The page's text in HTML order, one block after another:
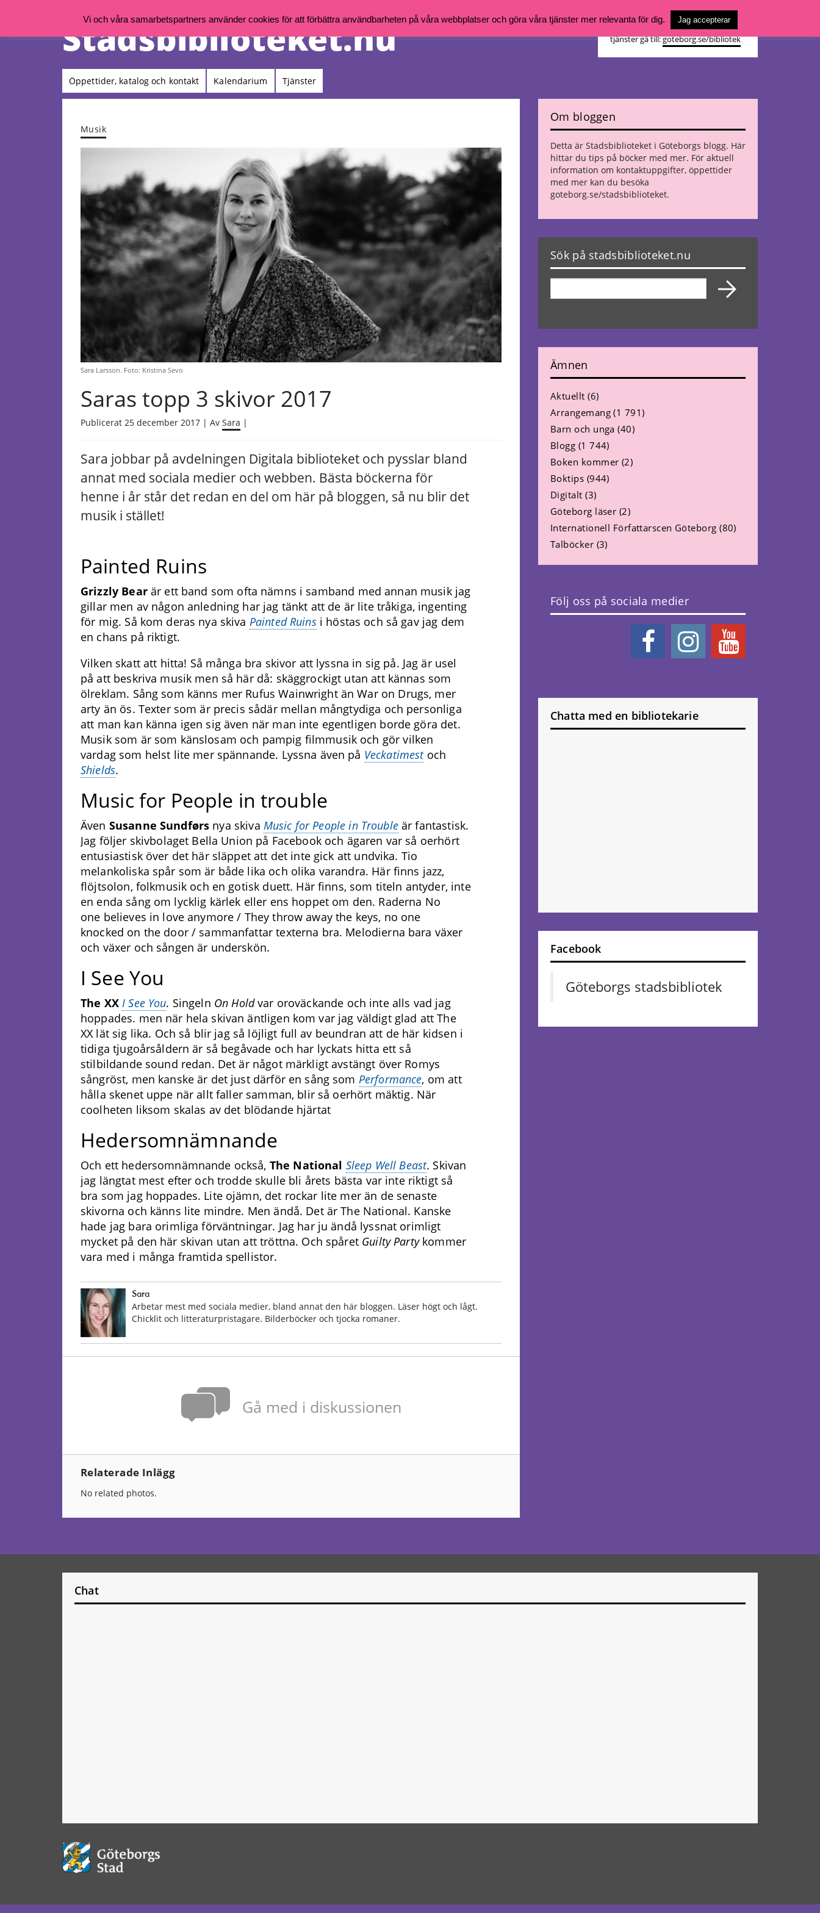
Öppettider, katalog och kontakt Kalendarium Tjänster
Vill du söka böcker, logga in på ditt
bibliotekskonto eller nå övriga
tjänster gå till:goteborg.se/bibliotek
Musik
Sara Larsson. Foto: Kristina Sevo
Saras topp 3 skivor 2017
Publicerat 25 december 2017 | Av Sara |
Sara jobbar på avdelningen Digitala biblioteket och pysslar bland
annat med sociala medier och webben. Bästa böckerna för
henne i år står det redan en del om här på bloggen, så nu blir det
musik i stället!
Painted Ruins
Grizzly Bearär ett band som ofta nämns i samband med annan musik jag
gillar men av någon anledning har jag tänkt att de är lite tråkiga, ingenting
för mig. Så kom deras nya skiva Painted Ruinsi höstas och så gav jag dem
en chans på riktigt.
Vilken skatt att hitta! Så många bra skivor att lyssna in sig på. Jag är usel
på att beskriva musik men så här då: skäggrockigt utan att kännas som
ölreklam. Sång som känns mer Rufus Wainwright än War on Drugs, mer
arty än ös. Texter som är precis sådär mellan mångtydiga och personliga
att man kan känna igen sig även när man inte egentligen borde göra det.
Musik som är som känslosam och pampig filmmusik och gör vilken
vardag som helst lite mer spännande. Lyssna även på Veckatimestoch
Shields.
Music for People in trouble
Även Susanne Sundførs nya skiva Music for People in Troubleär fantastisk.
Jag följer skivbolaget Bella Union på Facebook och ägaren var så oerhört
entusiastisk över det här släppet att det inte gick att undvika. Tio
melankoliska spår som är både lika och olika varandra. Här finns jazz,
flöjtsolon, folkmusik och en gotisk duett. Här finns, som titeln antyder, inte
en enda sång om lycklig kärlek eller ens hoppet om den. Raderna No
one believes in love anymore / They throw away the keys, no one
knocked on the door / sammanfattar texterna bra. Melodierna bara växer
och växer och sången är underskön.
I See You
The XX I See You. Singeln On Holdvar oroväckande och inte alls vad jag
hoppades. men när hela skivan äntligen kom var jag väldigt glad att The
XX lät sig lika. Och så blir jag så löjligt full av beundran att de här kidsen i
tidiga tjugoårsåldern är så begåvade och har lyckats hitta ett så
stilbildande sound redan. Det är något märkligt avstängt över Romys
sångröst, men kanske är det just därför en sång som Performance, om att
hålla skenet uppe när allt faller samman, blir så oerhört mäktig. När
coolheten liksom skalas av det blödande hjärtat
Hedersomnämnande
Och ett hedersomnämnande också, The National Sleep Well Beast. Skivan
jag längtat mest efter och trodde skulle bli årets bästa var inte riktigt så
bra som jag hoppades. Lite ojämn, det rockar lite mer än de senaste
skivorna och känns lite mindre. Men ändå. Det är The National. Kanske
hade jag bara orimliga förväntningar. Jag har ju ändå lyssnat orimligt
mycket på den här skivan utan att tröttna. Och spåret Guilty Partykommer
vara med i många framtida spellistor.
Sara
Arbetar mest med sociala medier, bland annat den här bloggen. Läser högt och lågt.
Chicklit och litteraturpristagare. Bilderböcker och tjocka romaner.
Gå med i diskussionen
Relaterade Inlägg
No related photos.
Om bloggen
Detta är Stadsbiblioteket i Göteborgs blogg. Här
hittar du tips på böcker med mer. För aktuell
information om kontaktuppgifter, öppettider
med mer kan du besöka
goteborg.se/stadsbiblioteket.
Sök på stadsbiblioteket.nu
Ämnen
Aktuellt (6)
Arrangemang(1 791)
Barn och unga (40)
Blogg (1 744)
Boken kommer (2)
Boktips (944)
Digitalt (3)
Göteborg läser (2)
Internationell Författarscen Göteborg (80)
Talböcker (3)
Följ oss på sociala medier
Chatta med en bibliotekarie
Facebook
Göteborgs stadsbibliotek
Chat
Vi och våra samarbetspartners använder cookies för att förbättra användbarheten på våra webbplatser och göra våra tjänster mer relevanta för dig. Jag accepterar